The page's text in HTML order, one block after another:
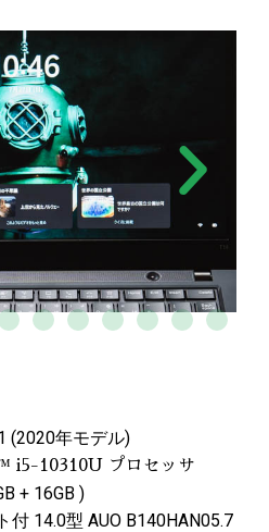
(2020年モデル)
i5-10310U プロセッサ
+ 16GB )
付 14.0型 AUO B140HAN05.7